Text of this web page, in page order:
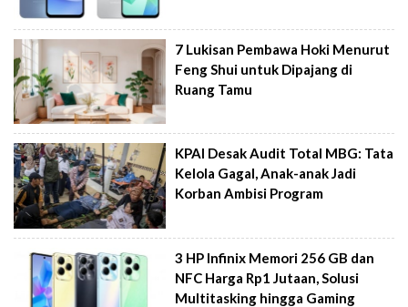
7 Lukisan Pembawa Hoki Menurut
Feng Shui untuk Dipajang di
Ruang Tamu
KPAI Desak Audit Total MBG: Tata
Kelola Gagal, Anak-anak Jadi
Korban Ambisi Program
3 HP Infinix Memori 256 GB dan
NFC Harga Rp1 Jutaan, Solusi
Multitasking hingga Gaming